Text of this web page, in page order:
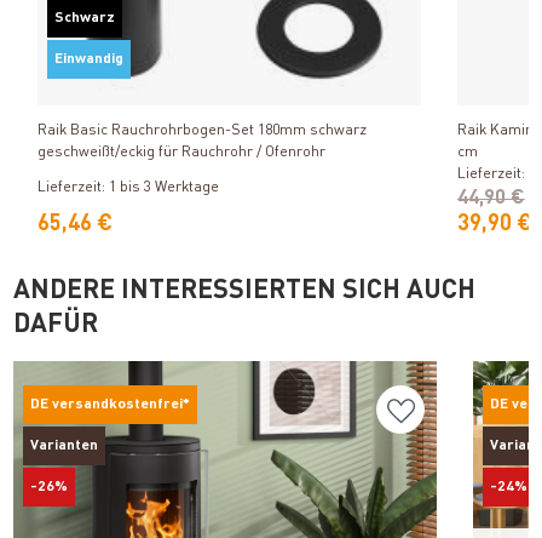
Schwarz
Einwandig
Raik Basic Rauchrohrbogen-Set 180mm schwarz
geschweißt/eckig für Rauchrohr / Ofenrohr
Lieferzeit: 1 bis 3 Werktage
65,46 €
Raik
cm
Lieferzeit: 6
39,90 €
44,90 €
ANDERE INTERESSIERTEN SICH AUCH
DAFÜR
DE versandkostenfrei*
Varianten
-26%
DE
-24%